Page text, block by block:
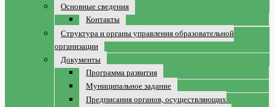
Основные сведения
Контакты
Структура и органы управления образовательной
организации
Документы
Программа развития
Муниципальное задание
Предписания органов, осуществляющих